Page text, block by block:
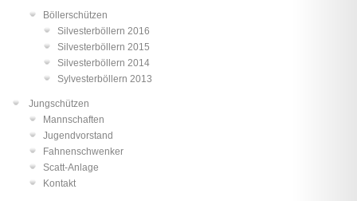
Böllerschützen
Silvesterböllern 2016
Silvesterböllern 2015
Silvesterböllern 2014
Sylvesterböllern 2013
Jungschützen
Mannschaften
Jugendvorstand
Fahnenschwenker
Scatt-Anlage
Kontakt